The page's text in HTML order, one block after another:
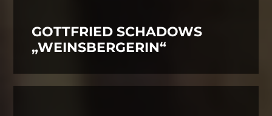
GOTTFRIED SCHADOWS
„WEINSBERGERIN“